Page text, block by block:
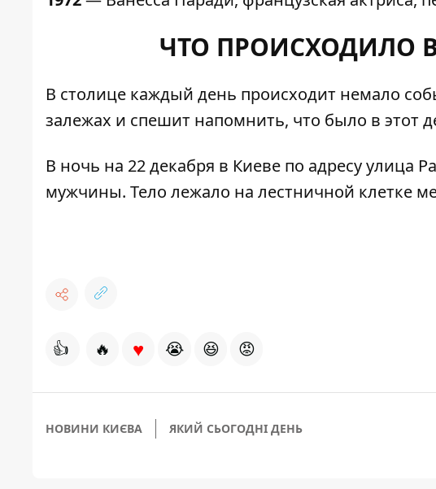
ЧТО ПРОИСХОДИЛО
В столице каждый день происходит немало
залежах и спешит напомнить, что было в этот
В ночь на 22 декабря в Киеве по адресуулица
мужчины. Тело лежало на лестничной клетке
👍 🔥 ♥ 😭 😆 😡
НОВИНИ КИЄВА ЯКИЙ СЬОГОДНІ ДЕНЬ